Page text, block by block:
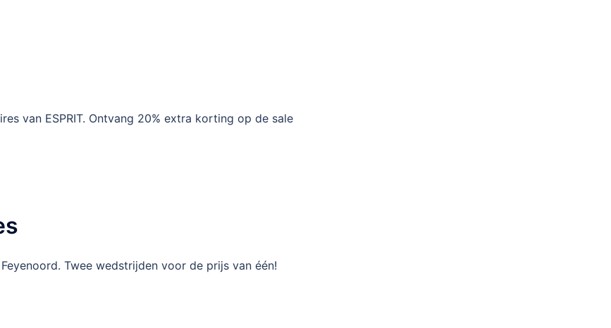
van ESPRIT. Ontvang 20% extra korting op de sale
Twee wedstrijden voor de prijs van één!